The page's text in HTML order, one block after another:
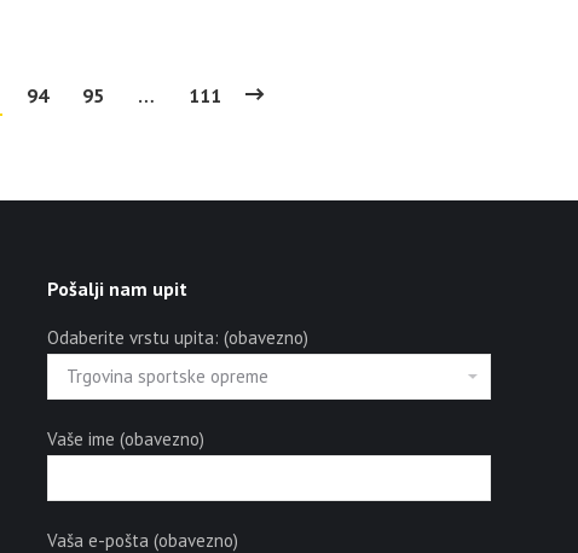
94 95 … 111
Pošalji nam upit
Odaberite vrstu upita: (obavezno)
Vaše ime (obavezno)
Vaša e-pošta (obavezno)